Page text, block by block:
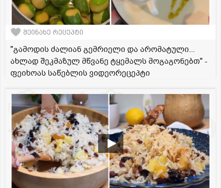
შეინახე რეცეპტი
"გამოდის ძალიან გემრიელი და არომატული...
ახლად შეკმაზულ მწვანე ტყემალს მოგაგონებთ" -
ფეიხოას საწებლის ვიდეორეცეპტი